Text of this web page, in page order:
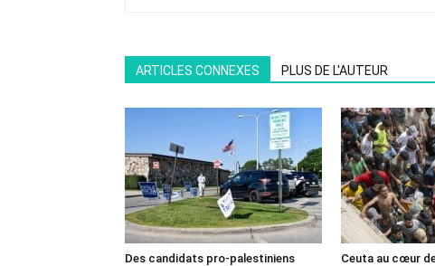
ARTICLES CONNEXES PLUS DE L'AUTEUR
Des candidats pro-palestiniens
Ceuta au cœur